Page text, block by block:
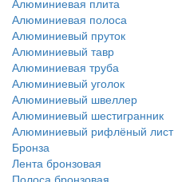
Алюминиевая плита
Алюминиевая полоса
Алюминиевый пруток
Алюминиевый тавр
Алюминиевая труба
Алюминиевый уголок
Алюминиевый швеллер
Алюминиевый шестигранник
Алюминиевый рифлёный лист
Бронза
Лента бронзовая